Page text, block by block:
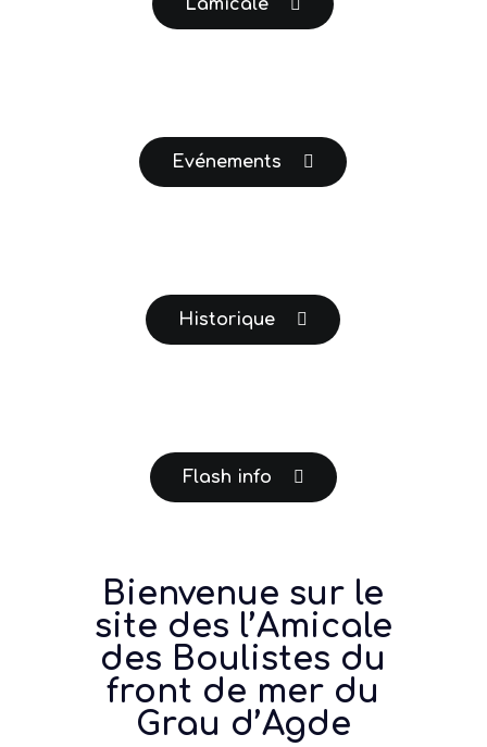
L'amicale
Evénements
Historique
Flash info
Bienvenue sur le
site des l’Amicale
des Boulistes du
front de mer du
Grau d’Agde